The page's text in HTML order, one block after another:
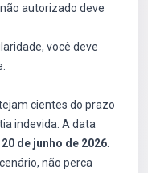
autorizado deve
você deve
cientes do prazo
indevida. A data
20 de junho de 2026
não perca